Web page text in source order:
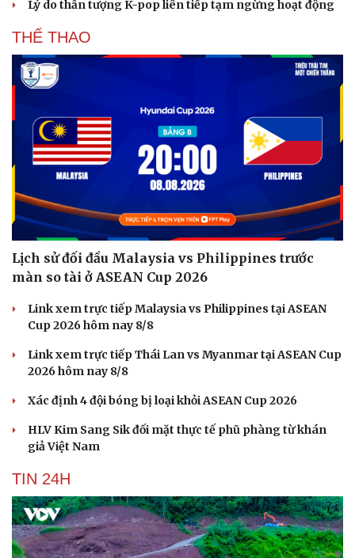
Du lịch
Săn Tour
check-in
Podcast
Đọc truyện đêm khuya
Hạt giống tâm hồn
Lý do thần tượng K-pop liên tiếp tạm ngừng hoạt động
THỂ THAO
Lịch sử đối đầu Malaysia vs Philippines trước
màn so tài ở ASEAN Cup 2026
Link xem trực tiếp Malaysia vs Philippines tại ASEAN
Cup 2026 hôm nay 8/8
Link xem trực tiếp Thái Lan vs Myanmar tại ASEAN Cup
2026 hôm nay 8/8
Xác định 4 đội bóng bị loại khỏi ASEAN Cup 2026
HLV Kim Sang Sik đối mặt thực tế phũ phàng từ khán
giả Việt Nam
TIN 24H